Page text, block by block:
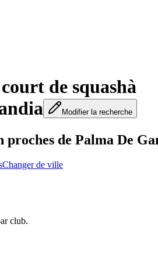
de squashà
Modifier la recherche
proches de Palma De
Changer de ville
club.